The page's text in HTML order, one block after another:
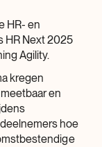
HR- en
HR Next 2025
Agility.
kregen
en
hoe